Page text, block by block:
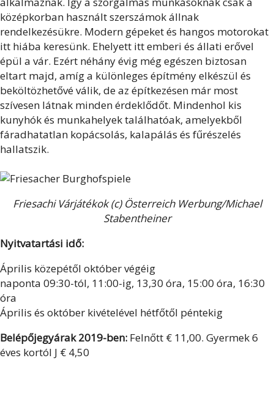
középkorban használt szerszámok állnak
rendelkezésükre. Modern gépeket és hangos motorokat
itt hiába keresünk. Ehelyett itt emberi és állati erővel
épül a vár. Ezért néhány évig még egészen biztosan
eltart majd, amíg a különleges építmény elkészül és
beköltözhetővé válik, de az építkezésen már most
szívesen látnak minden érdeklődőt. Mindenhol kis
kunyhók és munkahelyek találhatóak, amelyekből
fáradhatatlan kopácsolás, kalapálás és fűrészelés
hallatszik.
Friesachi Várjátékok (c) Österreich Werbung/Michael
Stabentheiner
Nyitvatartási idő:
Április közepétől október végéig
naponta 09:30-tól, 11:00-ig, 13,30 óra, 15:00 óra, 16:30
óra
Április és október kivételével hétfőtől péntekig
Belépőjegyárak 2019-ben: Felnőtt € 11,00. Gyermek 6
éves kortól J € 4,50